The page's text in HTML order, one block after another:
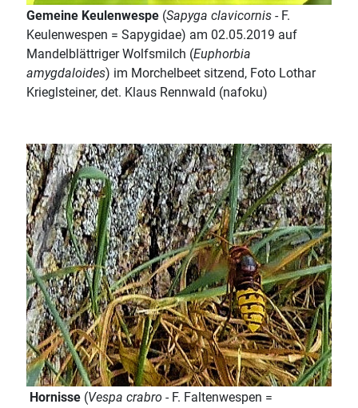
Gemeine Keulenwespe (Sapyga clavicornis - F.
Keulenwespen = Sapygidae) am 02.05.2019 auf
Mandelblättriger Wolfsmilch (Euphorbia
amygdaloides) im Morchelbeet sitzend, Foto Lothar
Krieglsteiner, det. Klaus Rennwald (nafoku)
Hornisse (Vespa crabro - F. Faltenwespen =